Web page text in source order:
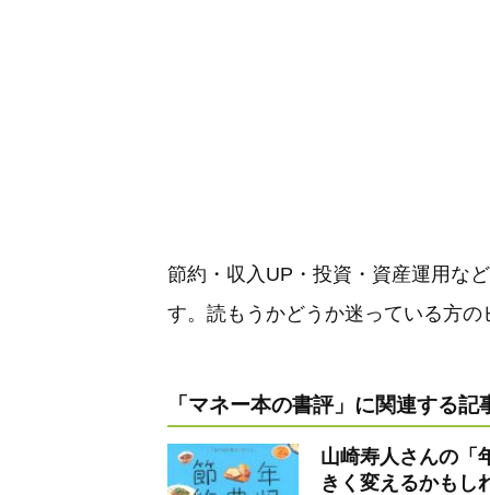
節約・収入UP・投資・資産運用な
す。読もうかどうか迷っている方
「マネー本の書評」に関連する記
山崎寿人さんの「
きく変えるかもし